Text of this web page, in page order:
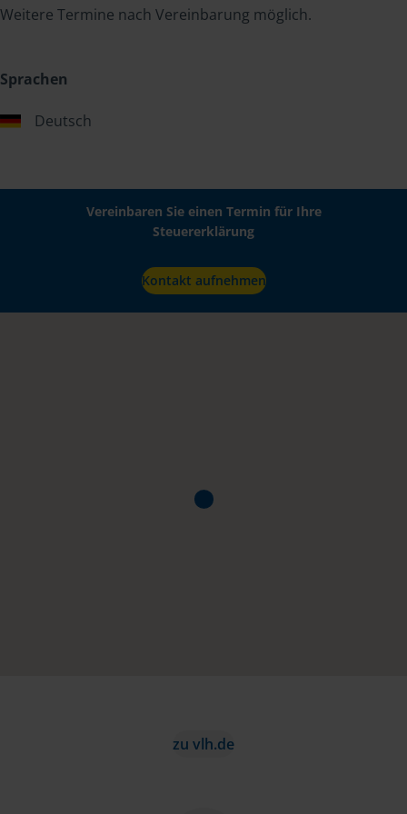
Weitere Termine nach Vereinbarung möglich.
Sprachen
Deutsch
Vereinbaren Sie einen Termin für Ihre
Steuererklärung
Kontakt aufnehmen
zu vlh.de